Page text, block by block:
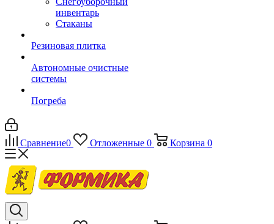
инвентарь
Стаканы
Резиновая плитка
Автономные очистные
системы
Погреба
Сравнение0 Отложенные 0 Корзина 0